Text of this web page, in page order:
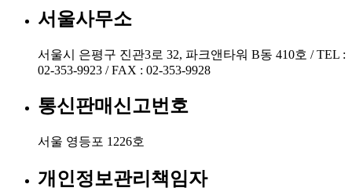
서울사무소
서울시 은평구 진관3로 32, 파크앤타워 B동 410호 / TEL :
02-353-9923 / FAX : 02-353-9928
통신판매신고번호
서울 영등포 1226호
개인정보관리책임자